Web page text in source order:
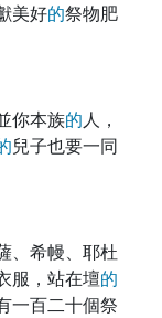
美好的祭物肥
你本族的人，
兒子也要一同
、希幔、耶杜
服，站在壇的
一百二十個祭